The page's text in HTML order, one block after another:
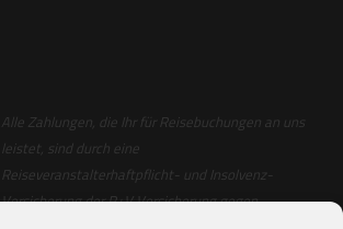
Alle Zahlungen, die Ihr für Reisebuchungen an uns
leistet, sind durch eine
Reiseveranstalterhaftpflicht- und Insolvenz-
Versicherung der R+V Versicherung gegen